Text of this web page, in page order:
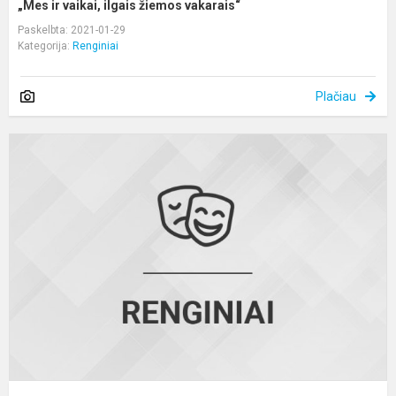
„Mes ir vaikai, ilgais žiemos vakarais“
Paskelbta: 2021-01-29
Kategorija: Renginiai
Plačiau